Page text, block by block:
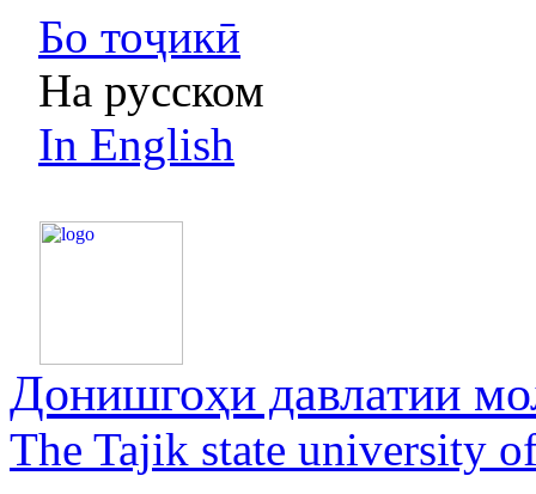
Бо тоҷикӣ
На русском
In English
Донишгоҳи давлатии
The Tajik state university